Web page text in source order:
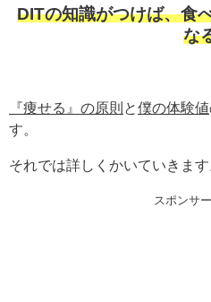
DITの知識がつけば、食
な
『痩せる』の原則 と僕の体験値
す。
それでは詳しくかいていきます
スポンサ